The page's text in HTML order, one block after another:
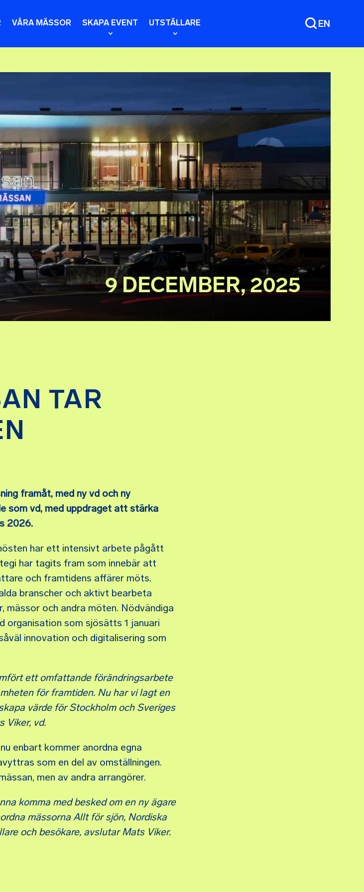
VÅRA MÄSSOR SKAPA EVENT UTSTÄLLARE EN
9 DECEMBER, 2025
TAR
framåt, med ny vd och ny
som vd, med uppdraget att stärka
2026.
har ett intensivt arbete pågått
har tagits fram som innebär att
och framtidens affärer möts.
branscher och aktivt bearbeta
och andra möten. Nödvändiga
organisation som sjösätts 1 januari
innovation och digitalisering som
ett omfattande förändringsarbete
för framtiden. Nu har vi lagt en
värde för Stockholm och Sveriges
Viker, vd.
enbart kommer anordna egna
som en del av omställningen.
men av andra arrangörer.
komma med besked om en ny ägare
mässorna Allt för sjön, Nordiska
och besökare, avslutar Mats Viker.